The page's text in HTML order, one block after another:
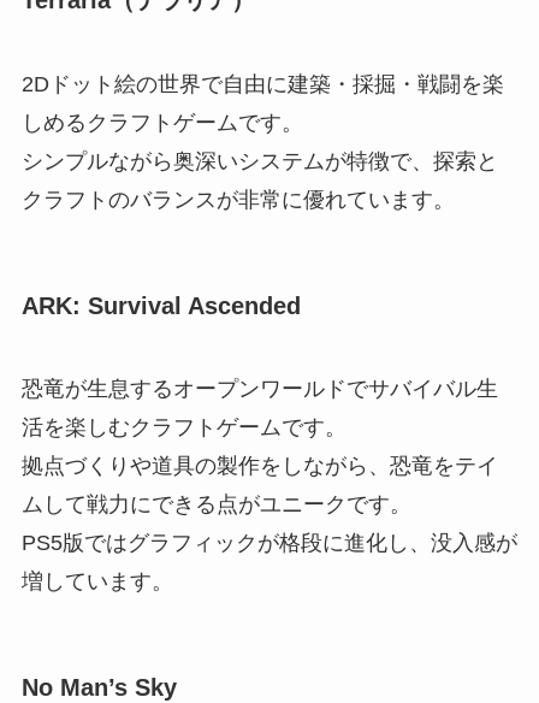
2Dドット絵の世界で自由に建築・採掘・戦闘を楽
しめるクラフトゲームです。
シンプルながら奥深いシステムが特徴で、探索と
クラフトのバランスが非常に優れています。
ARK: Survival Ascended
恐竜が生息するオープンワールドでサバイバル生
活を楽しむクラフトゲームです。
拠点づくりや道具の製作をしながら、恐竜をテイ
ムして戦力にできる点がユニークです。
PS5版ではグラフィックが格段に進化し、没入感が
増しています。
No Man’s Sky